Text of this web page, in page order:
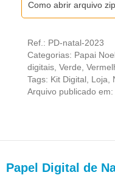
Como abrir arquivo
Ref.: PD-natal-2023
Categorias: Papai
digitais Verde
Tags: Kit Digital Loja
Arquivo publicado
Papel Digital de